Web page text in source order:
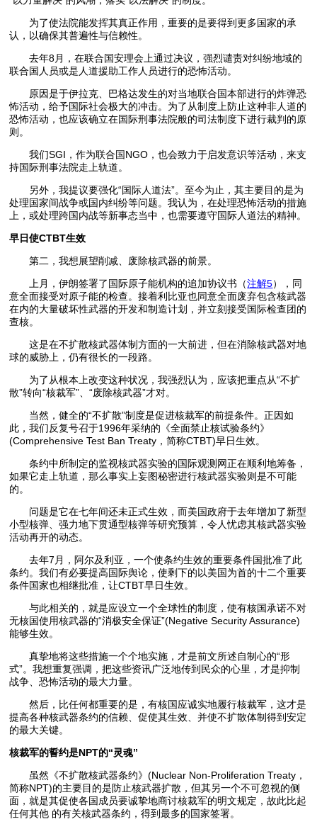
为了使法院能发挥其真正作用，重要的是要得到更多国家的承
认，以确保其普遍性与信赖性。
去年8月，在联合国安理会上通过决议，强烈谴责对纠纷地域的
联合国人员或是人道援助工作人员进行的恐怖活动。
原因是于伊拉克、巴格达发生的对当地联合国本部进行的炸弹恐
怖活动，给予国际社会极大的冲击。为了从制度上防止这种非人道的
恐怖活动，也应该确立在国际刑事法院般的司法制度下进行裁判的原
则。
我们SGI，作为联合国NGO，也会致力于启发意识等活动，来支
持国际刑事法院走上轨道。
另外，我提议要强化“国际人道法”。至今为止，其主要目的是为
处理国家间战争或国内纠纷等问题。我认为，在处理恐怖活动的措施
上，或处理跨国内战等新事态当中，也需要遵守国际人道法的精神。
早日使CTBT生效
第二，我想展望削减、废除核武器的前景。
上月，伊朗签署了国际原子能机构的追加协议书（注解5），同
意全面接受对原子能的检查。接着利比亚也同意全面废弃包含核武器
在内的大量破坏性武器的开发和制造计划，并立刻接受国际检查团的
查核。
这是在不扩散核武器体制方面的一大前进，但在消除核武器对地
球的威胁上，仍有很长的一段路。
为了从根本上改变这种状况，我强烈认为，应该把重点从“不扩
散”转向“核裁军”、“废除核武器”才对。
当然，健全的“不扩散”制度是促进核裁军的前提条件。正因如
此，我们反复号召于1996年采纳的《全面禁止核试验条约》
(Comprehensive Test Ban Treaty，简称CTBT)早日生效。
条约中所制定的监视核武器实验的国际观测网正在顺利地筹备，
如果它走上轨道，那么事实上妄图秘密进行核武器实验则是不可能
的。
问题是它在七年间还未正式生效，而美国政府于去年增加了新型
小型核弹、强力地下贯通型核弹等研究预算，令人忧虑其核武器实验
活动再开的动态。
去年7月，阿尔及利亚，一个使条约生效的重要条件国批准了此
条约。我们有必要提高国际舆论，使剩下的以美国为首的十二个重要
条件国家也相继批准，让CTBT早日生效。
与此相关的，就是应设立一个全球性的制度，使有核国承诺不对
无核国使用核武器的“消极安全保证”(Negative Security Assurance)
能够生效。
真挚地将这些措施一个个地实施，才是前文所述自制心的“形
式”。我想重复强调，把这些资讯广泛地传到民众的心里，才是抑制
战争、恐怖活动的最大力量。
然后，比任何都重要的是，有核国应诚实地履行核裁军，这才是
提高各种核武器条约的信赖、促使其生效、并使不扩散体制得到安定
的最大关键。
核裁军的誓约是NPT的“灵魂”
虽然《不扩散核武器条约》(Nuclear Non-Proliferation Treaty，
简称NPT)的主要目的是防止核武器扩散，但其另一个不可忽视的侧
面，就是其促使各国成员要诚挚地商讨核裁军的明文规定，故此比起
任何其他 的有关核武器条约，得到最多的国家签署。